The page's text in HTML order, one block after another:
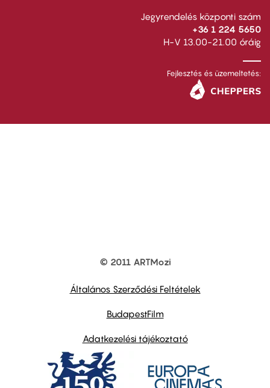
Jegyrendelés központi szám
+36 1 224 5650
H-V 13.00-21.00 óráig
Fejlesztés és üzemeltetés:
© 2011 ARTMozi
Általános Szerződési Feltételek
BudapestFilm
Adatkezelési tájékoztató